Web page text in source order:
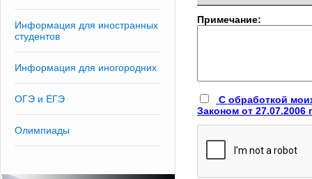
Информация для иностранных
студентов
Информация для иногородних
ОГЭ и ЕГЭ
Олимпиады
Примечание:
С обработкой
Законом от